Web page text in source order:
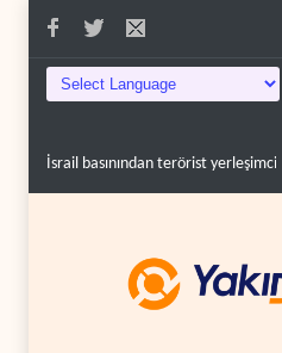
İsrail basınından terörist